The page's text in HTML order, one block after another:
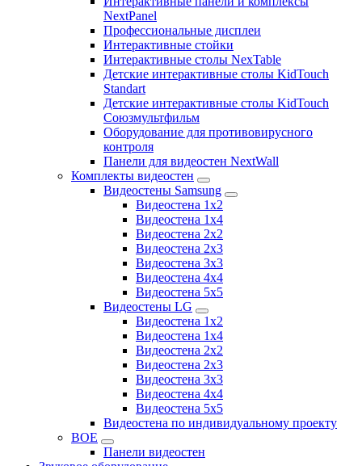
NextPanel
Профессиональные дисплеи
Интерактивные стойки
Интерактивные столы NexTable
Детские интерактивные столы KidTouch
Standart
Детские интерактивные столы KidTouch
Союзмультфильм
Оборудование для противовирусного
контроля
Панели для видеостен NextWall
Комплекты видеостен
Видеостены Samsung
Видеостена 1x2
Видеостена 1x4
Видеостена 2x2
Видеостена 2х3
Видеостена 3x3
Видеостена 4x4
Видеостена 5x5
Видеостены LG
Видеостена 1x2
Видеостена 1x4
Видеостена 2x2
Видеостена 2x3
Видеостена 3x3
Видеостена 4x4
Видеостена 5x5
Видеостена по индивидуальному проекту
BOE
Панели видеостен